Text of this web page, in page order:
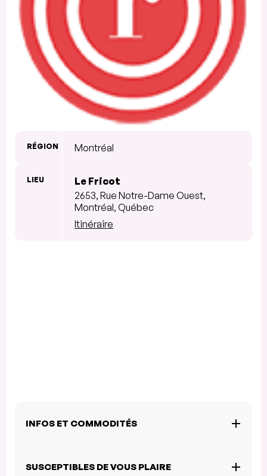
RÉGION Montréal
LIEU
Le Fricot
2653, Rue Notre-Dame Ouest,
Montréal, Québec
Itinéraire
INFOS ET COMMODITÉS
SUSCEPTIBLES DE VOUS PLAIRE